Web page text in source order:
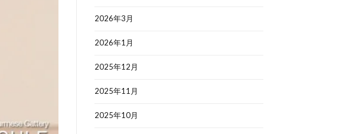
2026年3月
2026年1月
2025年12月
2025年11月
2025年10月